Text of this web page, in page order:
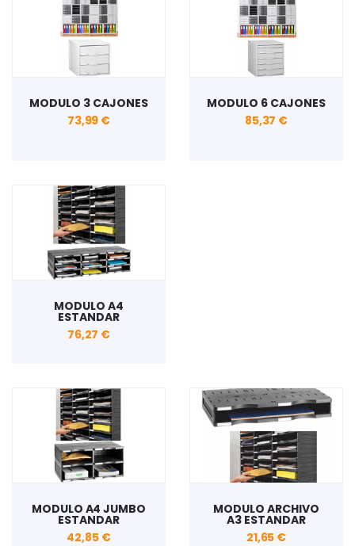
MODULO 3 CAJONES
73,99 €
MODULO 6 CAJONES
85,37 €
MODULO A4
ESTANDAR
76,27 €
MODULO A4 JUMBO
ESTANDAR
42,85 €
MODULO ARCHIVO
A3 ESTANDAR
21,65 €